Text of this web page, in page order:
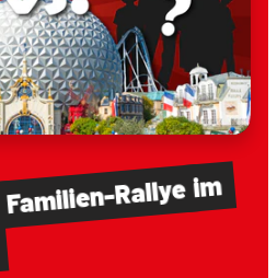
Familien-Rallyeim